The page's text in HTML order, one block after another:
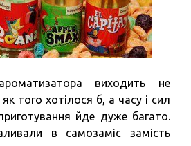
виходить не
того хотілося б, а часу і сил
йде дуже багато.
в самозаміс замість